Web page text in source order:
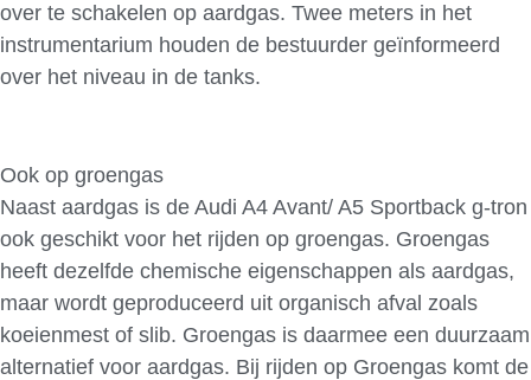
over te schakelen op aardgas. Twee meters in het
instrumentarium houden de bestuurder geïnformeerd
over het niveau in de tanks.
Ook op groengas
Naast aardgas is de Audi A4 Avant/ A5 Sportback g-tron
ook geschikt voor het rijden op groengas. Groengas
heeft dezelfde chemische eigenschappen als aardgas,
maar wordt geproduceerd uit organisch afval zoals
koeienmest of slib. Groengas is daarmee een duurzaam
alternatief voor aardgas. Bij rijden op Groengas komt de